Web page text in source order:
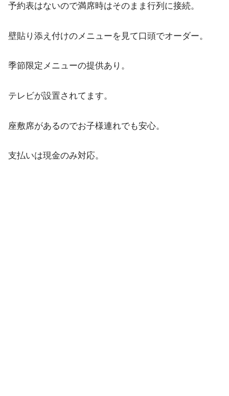
予約表はないので満席時はそのまま行列に接続。
壁貼り添え付けのメニューを見て口頭でオーダー。
季節限定メニューの提供あり。
テレビが設置されてます。
座敷席があるのでお子様連れでも安心。
支払いは現金のみ対応。